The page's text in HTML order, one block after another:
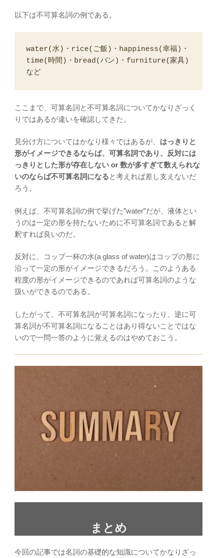
以下は不可算名詞の例である。
water(水)・rice(ご飯)・happiness(幸福)・
time(時間)・bread(パン)・furniture(家具)
など
ここまで、可算名詞と不可算名詞についてかなりざっく
りではあるが違いを確認してきた。
見分け方についてはかなり様々ではあるが、 はっきりと
形がイメージできるならば、可算名詞であり、反対には
っきりとした形が存在しない or 数が多すぎて数えられな
いのならば不可算名詞になると考えれば差し支えないだ
ろう。
例えば、不可算名詞の例で挙げた”water”だが、液体とい
うのは一定の形を持たないために不可算名詞であると解
釈すれば良いのだ。
反対に、コップ一杯の水(a glass of water)はコップの形に
沿って一定の形がイメージできるだろう。このようある
程度の形がイメージできるのであれば可算名詞のような
扱いができるのである。
したがって、不可算名詞が可算名詞になったり、逆に可
算名詞が不可算名詞になることはあり得ないことではな
いので一問一答のように覚えるのはやめておこう。
まとめ
今回の記事では名詞の基礎的な知識についてかなりざっ